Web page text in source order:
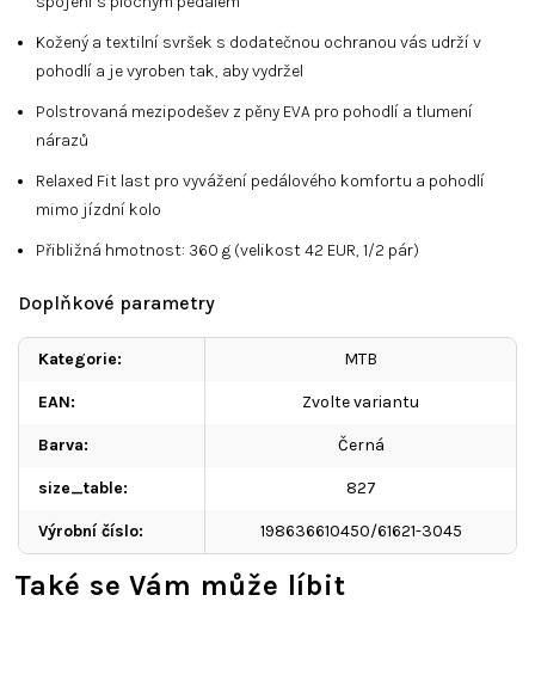
Kožený a textilní svršek s dodatečnou ochranou vás udrží v
pohodlí a je vyroben tak, aby vydržel
Polstrovaná mezipodešev z pěny EVA pro pohodlí a tlumení
nárazů
Relaxed Fit last pro vyvážení pedálového komfortu a pohodlí
mimo jízdní kolo
Přibližná hmotnost: 360 g (velikost 42 EUR, 1/2 pár)
Doplňkové parametry
Kategorie: MTB
EAN: Zvolte variantu
Barva: Černá
size_table: 827
Výrobní číslo: 198636610450/61621-3045
Také se Vám může líbit